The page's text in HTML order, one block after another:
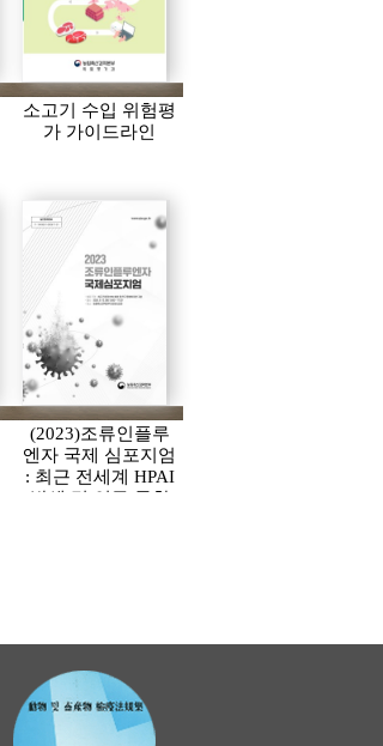
소고기 수입 위험평
가 가이드라인
(2023)조류인플루
엔자 국제 심포지엄
: 최근 전세계 HPAI
발생 및 연구 동향